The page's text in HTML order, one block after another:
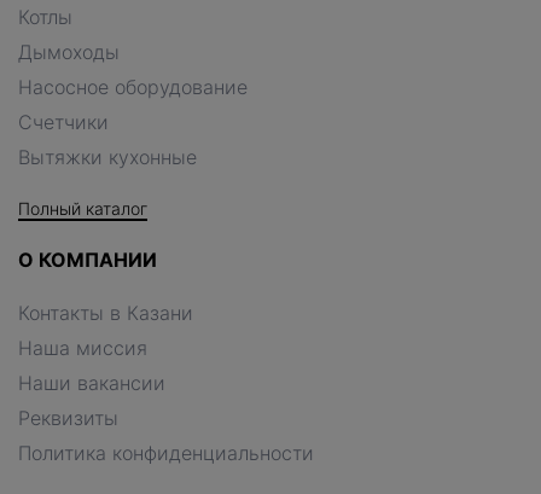
Котлы
Дымоходы
Насосное оборудование
Счетчики
Вытяжки кухонные
Полный каталог
О КОМПАНИИ
Контакты в Казани
Наша миссия
Наши вакансии
Реквизиты
Политика конфиденциальности